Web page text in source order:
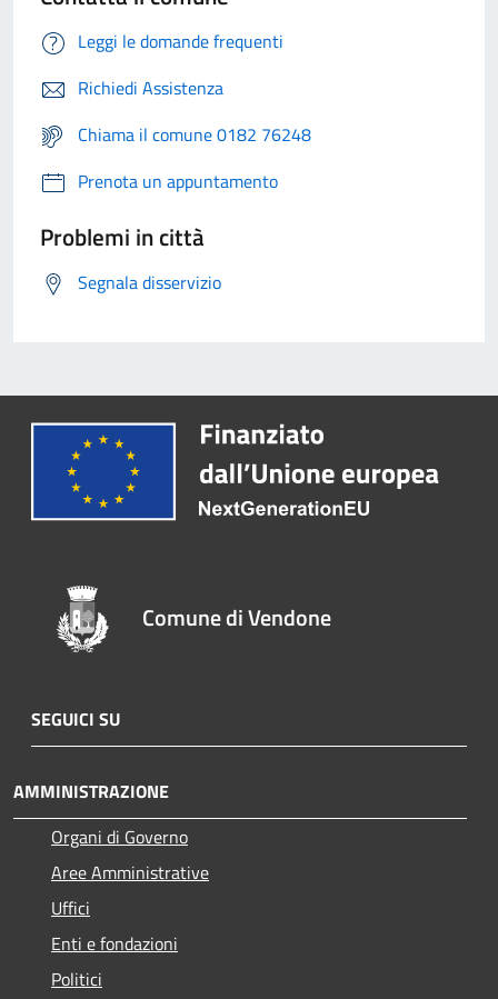
Leggi le domande frequenti
Richiedi Assistenza
Chiama il comune 0182 76248
Prenota un appuntamento
Problemi in città
Segnala disservizio
Comune di Vendone
SEGUICI SU
AMMINISTRAZIONE
Organi di Governo
Aree Amministrative
Uffici
Enti e fondazioni
Politici